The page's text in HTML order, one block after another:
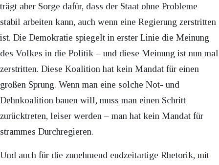
trägt aber Sorge dafür, dass der Staat ohne Probleme
stabil arbeiten kann, auch wenn eine Regierung zerstritten
ist. Die Demokratie spiegelt in erster Linie die Meinung
des Volkes in die Politik – und diese Meinung ist nun mal
zerstritten. Diese Koalition hat kein Mandat für einen
großen Sprung. Wenn man eine solche Not- und
Dehnkoalition bauen will, muss man einen Schritt
zurücktreten, leiser werden – man hat kein Mandat für
strammes Durchregieren.
Und auch für die zunehmend endzeitartige Rhetorik, mit